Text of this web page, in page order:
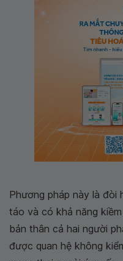
Phương pháp này là đòi
táo và có khả năng
bản thân cả hai người
được quan hệ không